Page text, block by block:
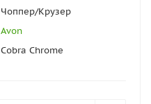
Чоппер/Крузер
Avon
Cobra Chrome